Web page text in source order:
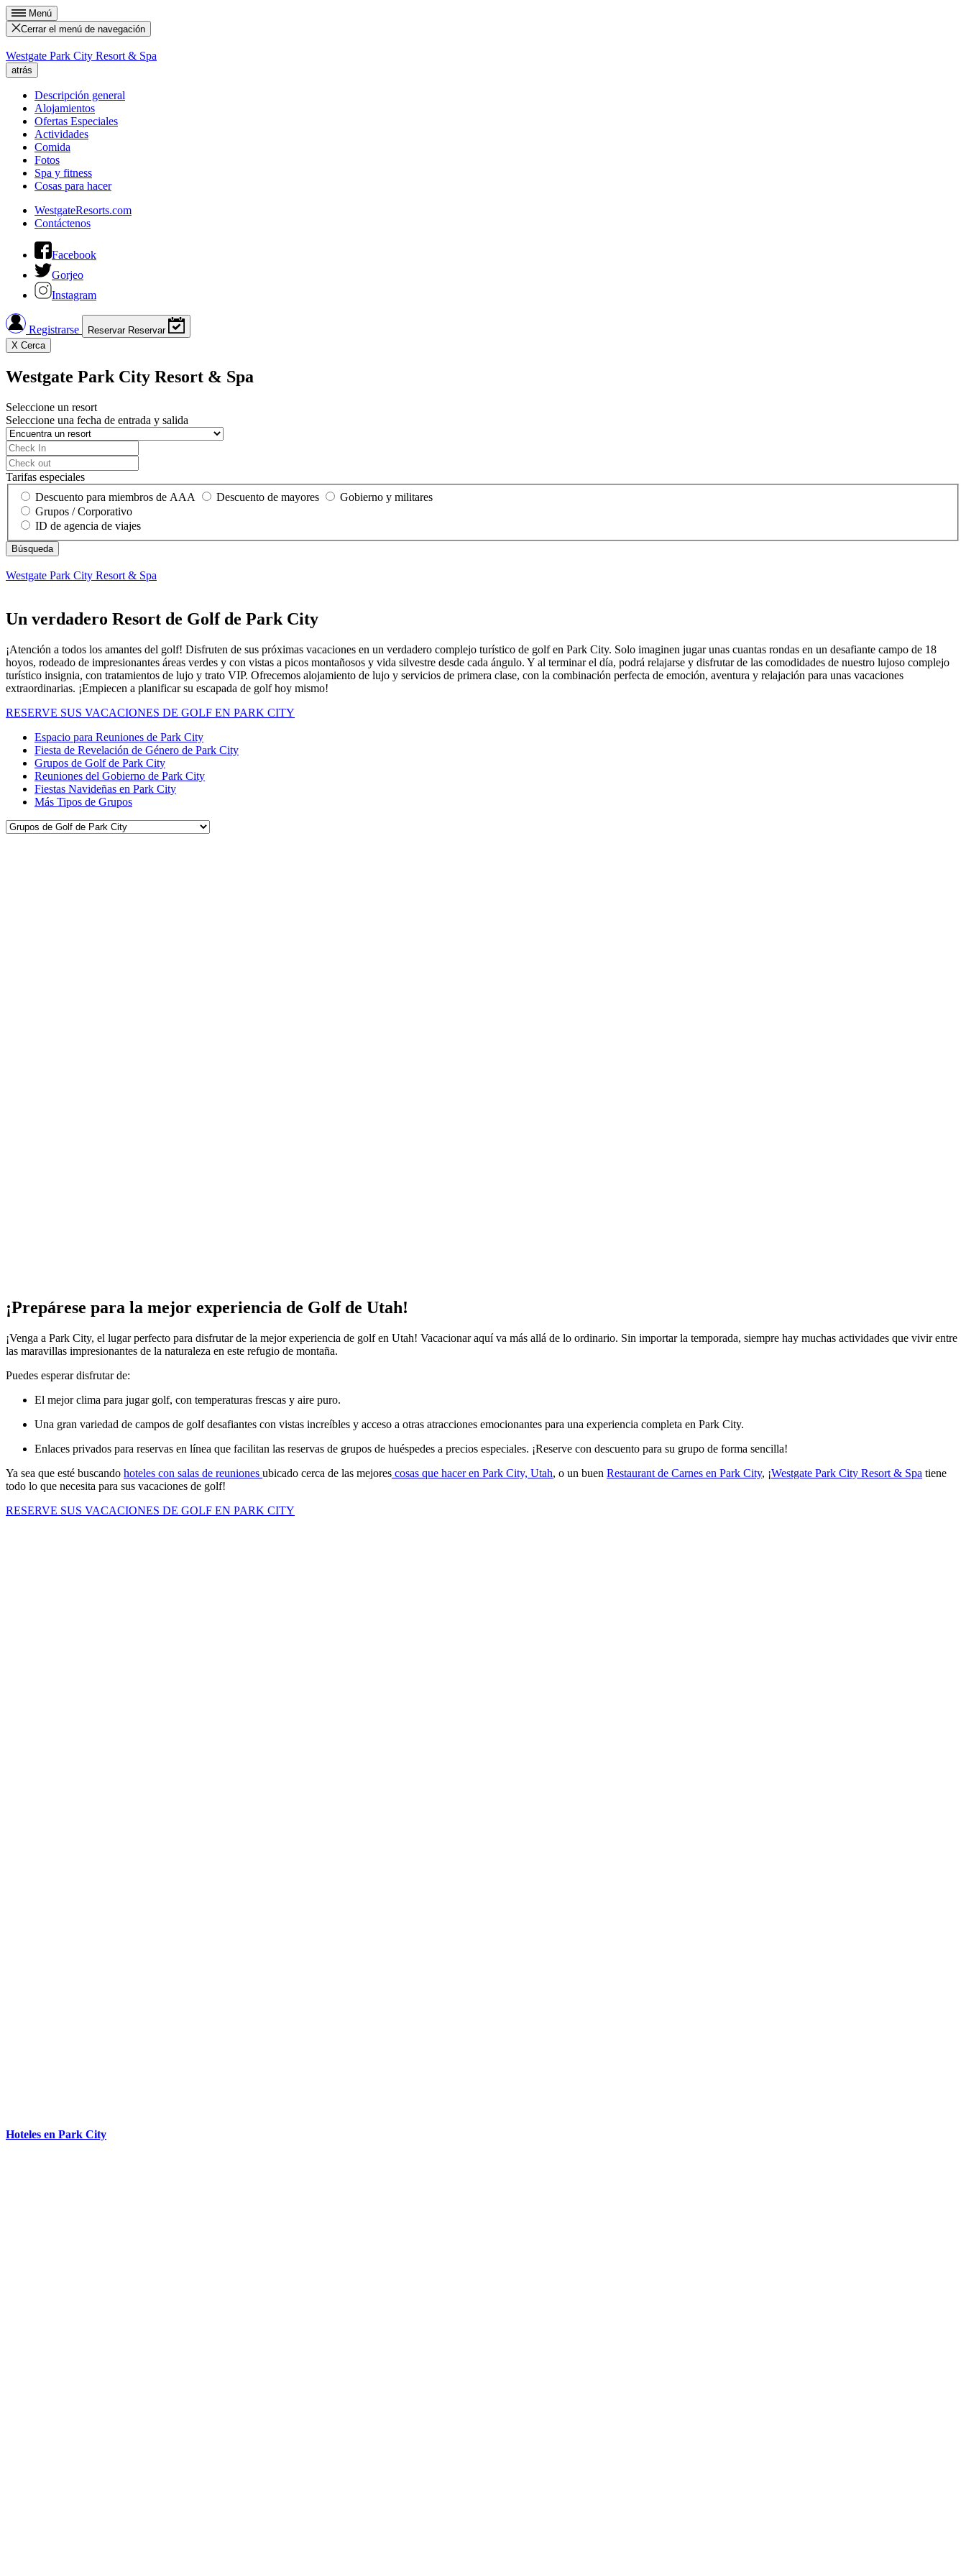
Menú
Cerrar el menú de navegación
Westgate Park City Resort & Spa
atrás
Descripción general
Alojamientos
Ofertas Especiales
Actividades
Comida
Fotos
Spa y fitness
Cosas para hacer
WestgateResorts.com
Contáctenos
Facebook
Gorjeo
Instagram
Registrarse Reservar Reservar
X Cerca
Westgate Park City Resort & Spa
Seleccione un resort
Seleccione una fecha de entrada y salida
Tarifas especiales
Descuento para miembros de AAA
Descuento de mayores
Gobierno y militares
Grupos / Corporativo
ID de agencia de viajes
Westgate Park City Resort & Spa
Un verdadero Resort de Golf de Park City
¡Atención a todos los amantes del golf! Disfruten de sus próximas vacaciones en un verdadero complejo turístico de golf en Park City. Solo imaginen jugar unas cuantas rondas en un desafiante campo de 18
hoyos, rodeado de impresionantes áreas verdes y con vistas a picos montañosos y vida silvestre desde cada ángulo. Y al terminar el día, podrá relajarse y disfrutar de las comodidades de nuestro lujoso complejo
turístico insignia, con tratamientos de lujo y trato VIP. Ofrecemos alojamiento de lujo y servicios de primera clase, con la combinación perfecta de emoción, aventura y relajación para unas vacaciones
extraordinarias. ¡Empiecen a planificar su escapada de golf hoy mismo!
RESERVE SUS VACACIONES DE GOLF EN PARK CITY
Espacio para Reuniones de Park City
Fiesta de Revelación de Género de Park City
Grupos de Golf de Park City
Reuniones del Gobierno de Park City
Fiestas Navideñas en Park City
Más Tipos de Grupos
¡Prepárese para la mejor experiencia de Golf de Utah!
¡Venga a Park City, el lugar perfecto para disfrutar de la mejor experiencia de golf en Utah! Vacacionar aquí va más allá de lo ordinario. Sin importar la temporada, siempre hay muchas actividades que vivir entre
las maravillas impresionantes de la naturaleza en este refugio de montaña.
Puedes esperar disfrutar de:
El mejor clima para jugar golf, con temperaturas frescas y aire puro.
Una gran variedad de campos de golf desafiantes con vistas increíbles y acceso a otras atracciones emocionantes para una experiencia completa en Park City.
Enlaces privados para reservas en línea que facilitan las reservas de grupos de huéspedes a precios especiales. ¡Reserve con descuento para su grupo de forma sencilla!
Ya sea que esté buscando hoteles con salas de reuniones ubicado cerca de las mejores cosas que hacer en Park City, Utah, o un buen Restaurant de Carnes en Park City, ¡Westgate Park City Resort & Spa tiene
todo lo que necesita para sus vacaciones de golf!
RESERVE SUS VACACIONES DE GOLF EN PARK CITY
Hoteles en Park City